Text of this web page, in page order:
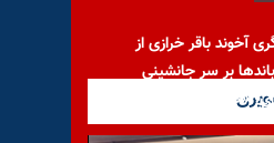
آخوند باقر خرازی از
بر سر جانشینی
«دفتر